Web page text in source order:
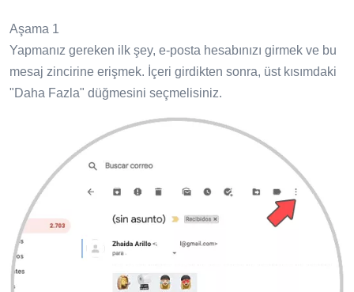
Aşama 1
Yapmanız gereken ilk şey, e-posta hesabınızı girmek ve bu
mesaj zincirine erişmek. İçeri girdikten sonra, üst kısımdaki
"Daha Fazla" düğmesini seçmelisiniz.